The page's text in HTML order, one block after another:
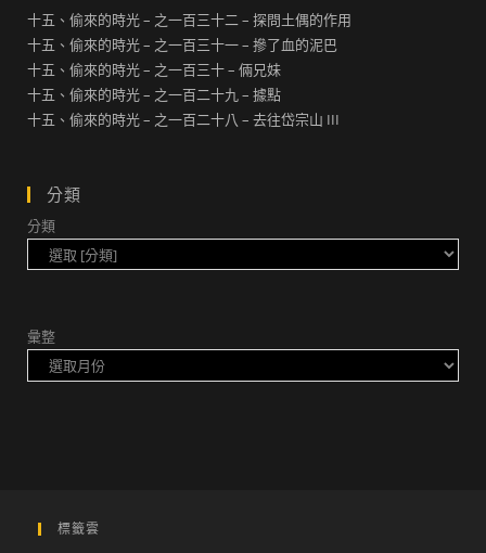
十五、偷來的時光 – 之一百三十二 – 探問土偶的作用
十五、偷來的時光 – 之一百三十一 – 摻了血的泥巴
十五、偷來的時光 – 之一百三十 – 倆兄妹
十五、偷來的時光 – 之一百二十九 – 據點
十五、偷來的時光 – 之一百二十八 – 去往岱宗山 III
分類
分類
彙整
標籤雲